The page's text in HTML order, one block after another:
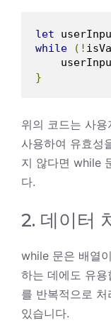
let
while
(!
}
위의 코드는 사
사용하여 유효성
지 않다면 while
다.
2. 데이터
while 문은 배열
하는 데에도 유
를 반복적으로
있습니다.